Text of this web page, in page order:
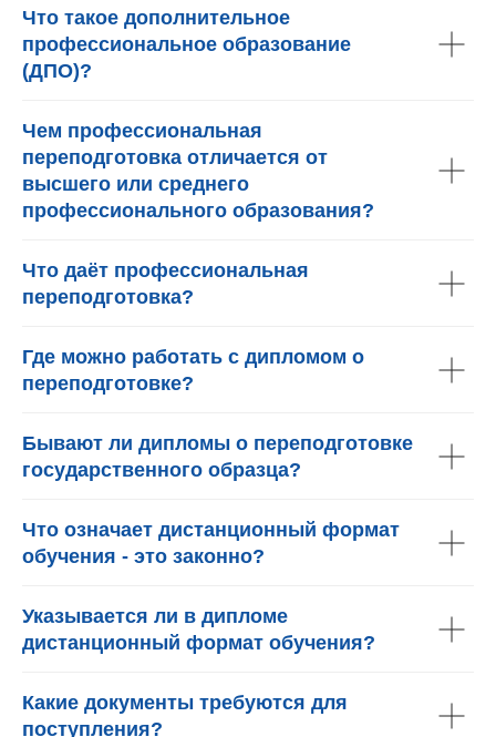
Что такое дополнительное
профессиональное образование
(ДПО)?
Чем профессиональная
переподготовка отличается от
высшего или среднего
профессионального образования?
Что даёт профессиональная
переподготовка?
Где можно работать с дипломом о
переподготовке?
Бывают ли дипломы о переподготовке
государственного образца?
Что означает дистанционный формат
обучения - это законно?
Указывается ли в дипломе
дистанционный формат обучения?
Какие документы требуются для
поступления?